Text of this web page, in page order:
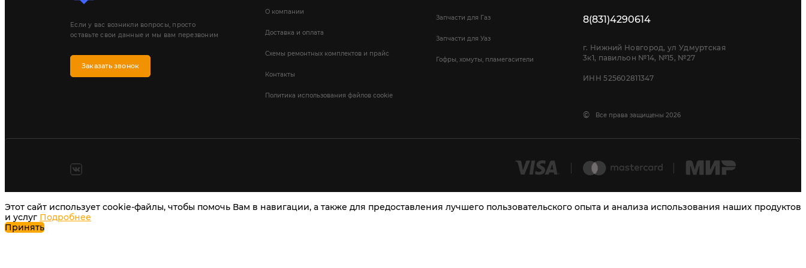
Если у вас возникли вопросы, просто
оставьте свои данные и мы вам перезвоним
Заказать звонок
О компании
Доставка и оплата
Схемы ремонтных комплектов и прайс
Контакты
Политика использования файлов cookie
Запчасти для Газ
Запчасти для Уаз
Гофры, хомуты, пламегасители
8(831)4290614
г. Нижний Новгород, ул Удмуртская
3к1, павильон №14, №15, №27
ИНН 525602811347
© Все права защищены 2026
Этот сайт использует cookie-файлы, чтобы помочь Вам в навигации, а также для предоставления лучшего пользовательского опыта и анализа использования наших продуктов
и услуг Подробнее
Принять